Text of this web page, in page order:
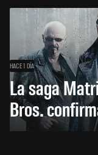
HACE 1 DÍA
La saga
Bros.